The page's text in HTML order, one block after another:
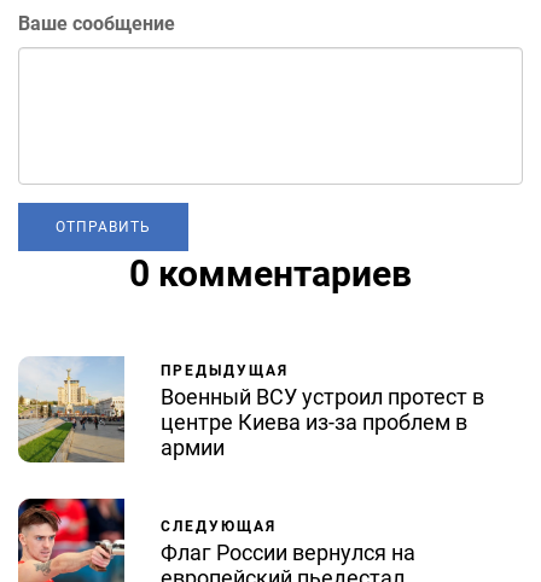
Ваше сообщение
0 комментариев
ПРЕДЫДУЩАЯ
Военный ВСУ устроил протест в
центре Киева из-за проблем в
армии
СЛЕДУЮЩАЯ
Флаг России вернулся на